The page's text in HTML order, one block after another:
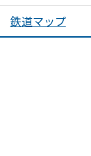
鉄道マップ